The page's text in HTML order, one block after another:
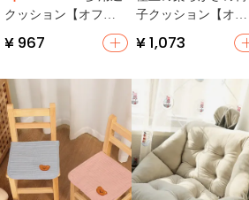
クッション【オフィ
上・背もたれ一体
¥ 967
子クッション【オフ
ィス用・冬用・高反
発】
¥ 1,073